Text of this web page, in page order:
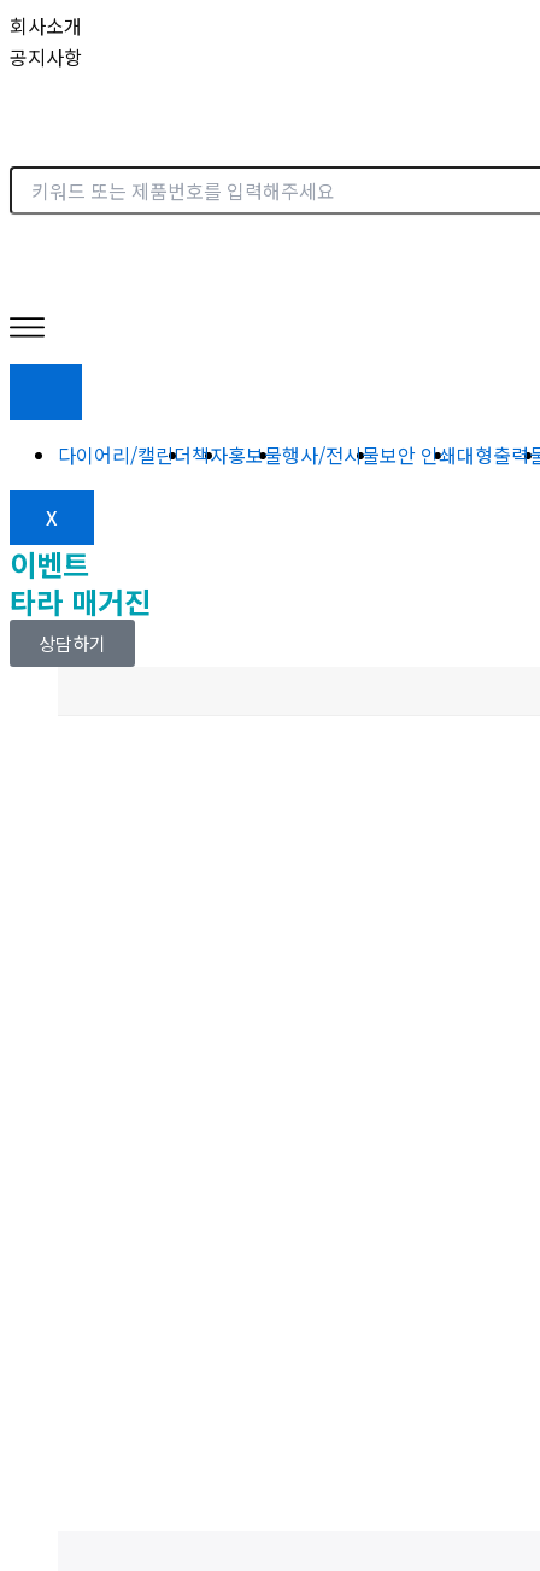
콘
텐
너
뛰
회사소개
공지사항
다이어리/캘린더책자홍보물행사/전시물보안 인쇄대형출력
X
이벤트
타라 매거진
상담하기